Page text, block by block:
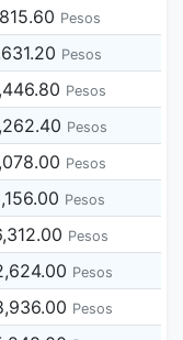
Pesos
Pesos
Pesos
Pesos
Pesos
Pesos
Pesos
Pesos
Pesos